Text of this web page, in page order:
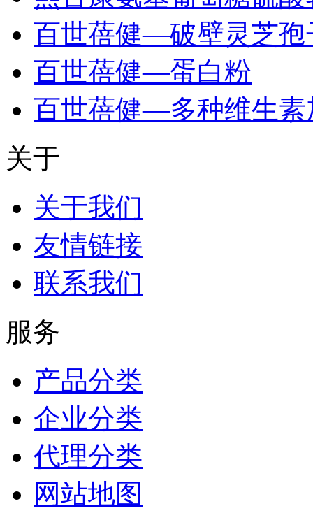
百世蓓健—破壁灵芝孢
百世蓓健—蛋白粉
百世蓓健—多种维生素
关于
关于我们
友情链接
联系我们
服务
产品分类
企业分类
代理分类
网站地图